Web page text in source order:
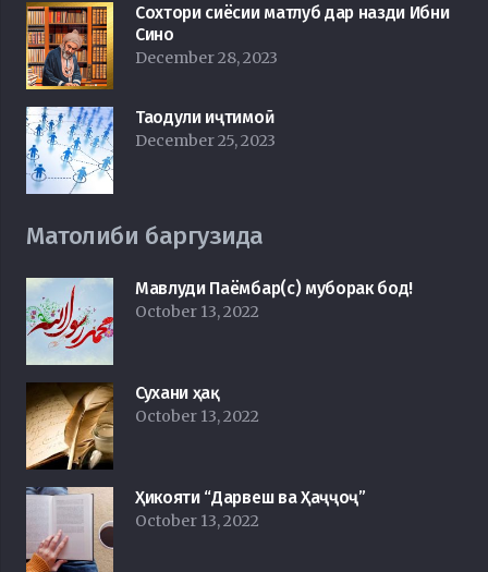
Сохтори сиёсии матлуб дар назди Ибни
Сино
December 28, 2023
Таодули иҷтимоӣ
December 25, 2023
Матолиби баргузида
Мавлуди Паёмбар(с) муборак бод!
October 13, 2022
Сухани ҳақ
October 13, 2022
Ҳикояти “Дарвеш ва Ҳаҷҷоҷ”
October 13, 2022